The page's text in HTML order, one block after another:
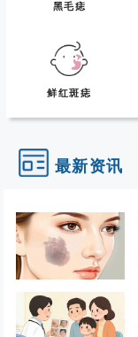
黑毛痣
鲜红斑痣
最新资讯